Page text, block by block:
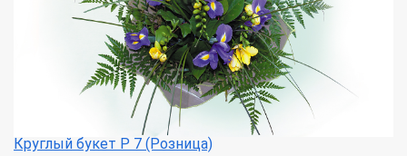
Круглый букет Р 7 (Розница)